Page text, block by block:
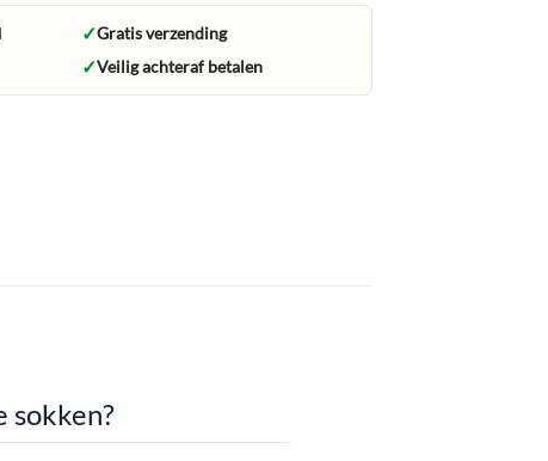
✓Gratis verzending
✓Veilig achteraf betalen
sokken?